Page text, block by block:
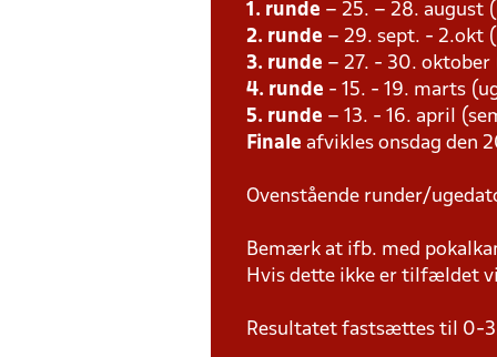
1. runde – 25. – 28. august
2. runde – 29. sept. - 2.okt
3. runde – 27. - 30. oktober
4. runde - 15. - 19. marts
5. runde – 13. - 16. april
Finale afvikles onsdag den
Ovenstående runder/
Bemærk at ifb. med
Hvis dette ikke er tilfældet
Resultatet fastsættes til 0-